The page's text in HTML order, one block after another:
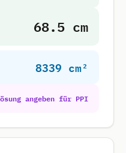
68.5 cm
8339 cm²
angeben für PPI